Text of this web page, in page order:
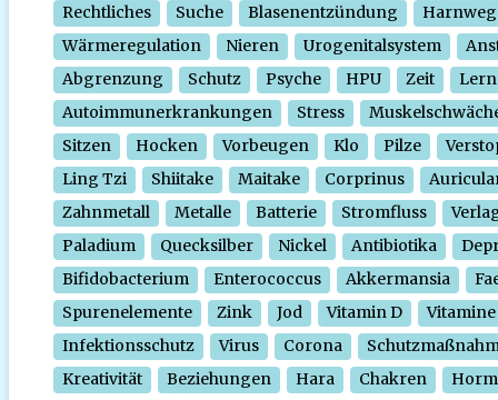
Rechtliches
Suche Blasenentzündung
Wärmeregulation
Nieren Urogenitalsystem
Abgrenzung
Schutz Psyche HPU Zeit
Autoimmunerkrankungen
Stress
Sitzen
Hocken Vorbeugen Klo Pilze
Ling Tzi
Shiitake Maitake Corprinus
Zahnmetall
Metalle Batterie Stromfluss
Paladium
Quecksilber Nickel Antibiotika
Bifidobacterium
Enterococcus Akkermansia
Spurenelemente
Zink Jod Vitamin D
Vitamine
Infektionsschutz
Virus Corona
Kreativität
Beziehungen Hara Chakren